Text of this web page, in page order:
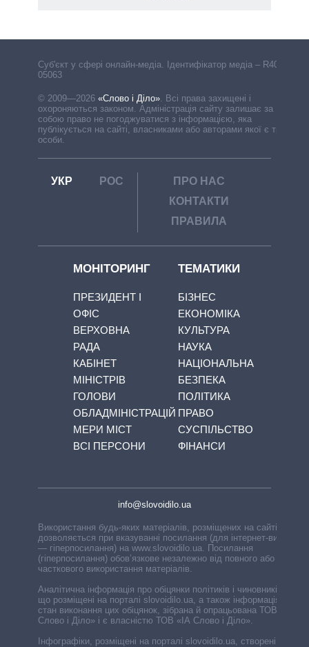
Cуб'єкт у сфері онлайн-медіа. Ідентифікатор медіа – R40-
05063
© 2009—2026 «Слово і Діло». Всі права захищені і
охороняються законом. Адміністрація сайту залишає за
собою право не погоджуватися з інформацією, яка
публікується на сайті, власниками або авторами якої є треті
особи.
УКР РОС
ПРО НАС
КОНТАКТИ
ПРАВИЛА
МОНІТОРИНГ
ПРЕЗИДЕНТ І
ОФІС
ВЕРХОВНА
РАДА
КАБІНЕТ
МІНІСТРІВ
ГОЛОВИ
ОБЛАДМІНІСТРАЦІЙ
МЕРИ МІСТ
ВСІ ПЕРСОНИ
ТЕМАТИКИ
БІЗНЕС
ЕКОНОМІКА
КУЛЬТУРА
НАУКА
НАЦІОНАЛЬНА
БЕЗПЕКА
ПОЛІТИКА
ПРАВО
СУСПІЛЬСТВО
ФІНАНСИ
info@slovoidilo.ua
Використання будь-яких матеріалів, розміщених на сайті,
дозволяється при вказуванні посилання (для інтернет-видань
— гіперпосилання) на www.slovoidilo.ua. Посилання
(гіперпосилання) обов’язкове незалежно від повного або
часткового використання матеріалів.
Аналітична інформація про обіцянки політиків і чиновників,
що розміщені на порталі slovoidilo.ua, а також інформація про
стан виконання цих обіцянок, зібрана й опрацьована ТОВ «ІА
Слово і Діло» і є власністю ТОВ «ІА Слово і Діло».
Інфографіки, розміщені на порталі slovoidilo.ua, створені ГО